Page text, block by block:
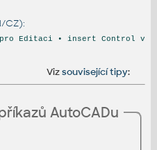
CZ):
Editaci • insert Control v
Vizsouvisející tipy:
AutoCADu